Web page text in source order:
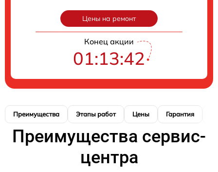
Цены на ремонт
Конец акции
01:13:41
Преимущества Этапы работ Цены Гарантия
Преимущества сервис-
центра